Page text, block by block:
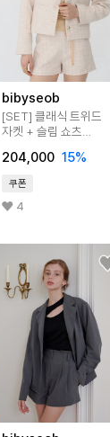
bibyseob
[SET] 클래식 트위드
자켓 + 슬림 쇼츠
204,000 15%
쿠폰
4